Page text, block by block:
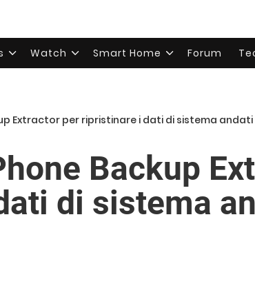
Watch Smart Home Forum
Extractor per ripristinare i dati di sistema andati
Backup
di sistema